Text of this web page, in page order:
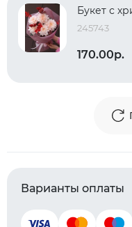
Букет с
245743
170.00р.
Варианты оплаты